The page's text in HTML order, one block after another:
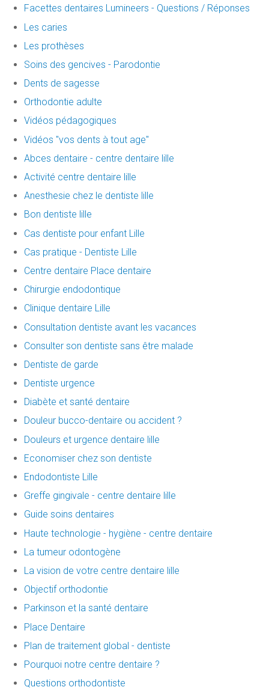
Facettes dentaires Lumineers - Questions / Réponses
Les caries
Les prothèses
Soins des gencives - Parodontie
Dents de sagesse
Orthodontie adulte
Vidéos pédagogiques
Vidéos "vos dents à tout age"
Abces dentaire - centre dentaire lille
Activité centre dentaire lille
Anesthesie chez le dentiste lille
Bon dentiste lille
Cas dentiste pour enfant Lille
Cas pratique - Dentiste Lille
Centre dentaire Place dentaire
Chirurgie endodontique
Clinique dentaire Lille
Consultation dentiste avant les vacances
Consulter son dentiste sans être malade
Dentiste de garde
Dentiste urgence
Diabète et santé dentaire
Douleur bucco-dentaire ou accident ?
Douleurs et urgence dentaire lille
Economiser chez son dentiste
Endodontiste Lille
Greffe gingivale - centre dentaire lille
Guide soins dentaires
Haute technologie - hygiène - centre dentaire
La tumeur odontogène
La vision de votre centre dentaire lille
Objectif orthodontie
Parkinson et la santé dentaire
Place Dentaire
Plan de traitement global - dentiste
Pourquoi notre centre dentaire ?
Questions orthodontiste